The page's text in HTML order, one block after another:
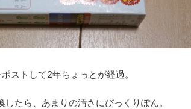
ストして2年ちょっとが経過。
たら、あまりの汚さにびっくりぽん。